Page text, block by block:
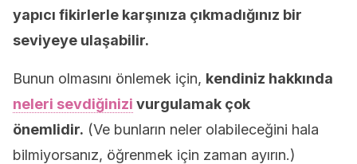
yapıcı fikirlerle karşınıza çıkmadığınız bir
seviyeye ulaşabilir.
Bunun olmasını önlemek için, kendiniz hakkında
neleri sevdiğinizi vurgulamak çok
önemlidir. (Ve bunların neler olabileceğini hala
bilmiyorsanız, öğrenmek için zaman ayırın.)